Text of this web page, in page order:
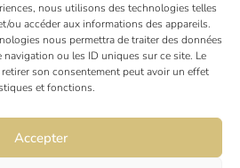
nous utilisons des technologies telles
ou accéder aux informations des appareils.
nous permettra de traiter des données
ou les ID uniques sur ce site. Le
son consentement peut avoir un effet
et fonctions.
Accepter
Docteur Chaussier
21000 DIJON
NANTES
Maréchal Joffre
44000 Nantes